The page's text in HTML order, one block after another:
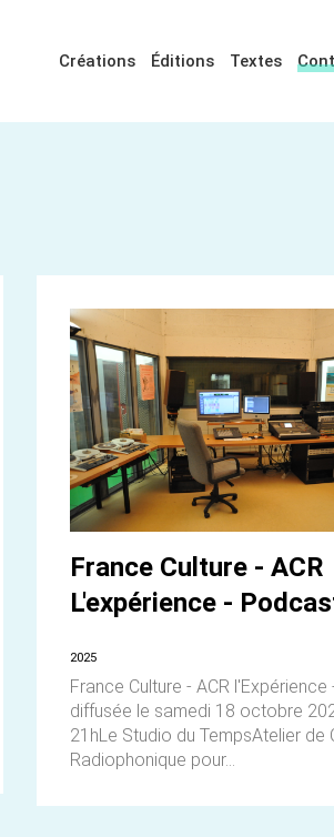
Créations Éditions Textes
France Culture - ACR
L'expérience -
2025
France Culture - ACR l'Expérience
diffusée le samedi 18 octobre
21hLe Studio du TempsAtelier de
Radiophonique pour...